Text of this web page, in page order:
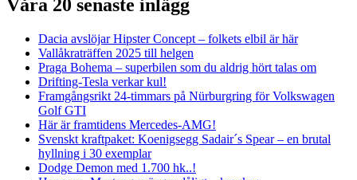
Våra 20 senaste inlägg
Dacia avslöjar Hipster Concept – folkets elbil är här
Vallåkraträffen 2025 till helgen
Praga Bohema – superbilen som du aldrig hört talas om
Drifting-Tesla verkar kul!
Framgångsrikt 24-timmars på Nürburgring för Volkswagen
Golf GTI
Här är framtidens Mercedes-AMG!
Svenskt kraftpaket: Koenigsegg Sadair´s Spear – en brutal
hyllning i 30 exemplar
Dodge Demon med 1.700 hk..!